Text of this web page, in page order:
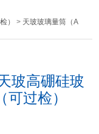
） > 天玻玻璃量筒（A
玻高硼硅玻
可过检）